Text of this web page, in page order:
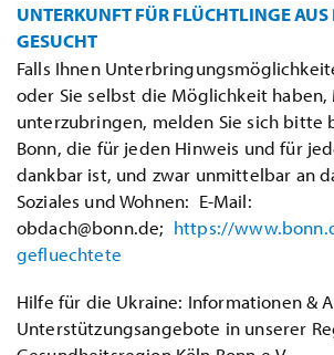
UNTERKUNFT FÜR FLÜCHTLINGE
GESUCHT
Falls Ihnen
oder Sie selbst die Möglichkeit haben,
unterzubringen, melden Sie sich bitte
Bonn, die für jeden Hinweis und für
dankbar ist, und zwar unmittelbar an
Soziales und Wohnen: E-Mail:
obdach@bonn.de; https://
gefluechtete
Hilfe für die Ukraine: Informationen &
Unterstützungsangebote in unserer